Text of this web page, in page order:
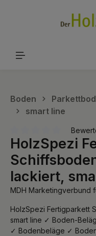
Boden
smart line
Durchschnittliche
HolzSpezi
lackiert,
MDH Marketingverbund
HolzSpezi Fertigparkett
smart line ✓ Boden-
✓ Bodenbeläge ✓